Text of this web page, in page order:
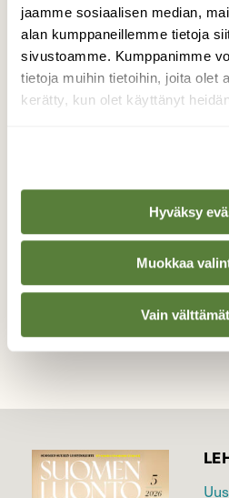
jaamme sosiaalisen median,
alan kumppaneillemme tietoja
sivustoamme. Kumppanimme
tietoja muihin tietoihin, joita olet
kerätty, kun olet käyttänyt
Hyväksy
Muokkaa
Vain
Kirjosieppo
Kuuntelin kerttuja,
pensaskerttuja,
kunnolla näköpiiriin.
taustalla.
osoittautunut
Valokuvaaja: Hannu
TAKAISIN